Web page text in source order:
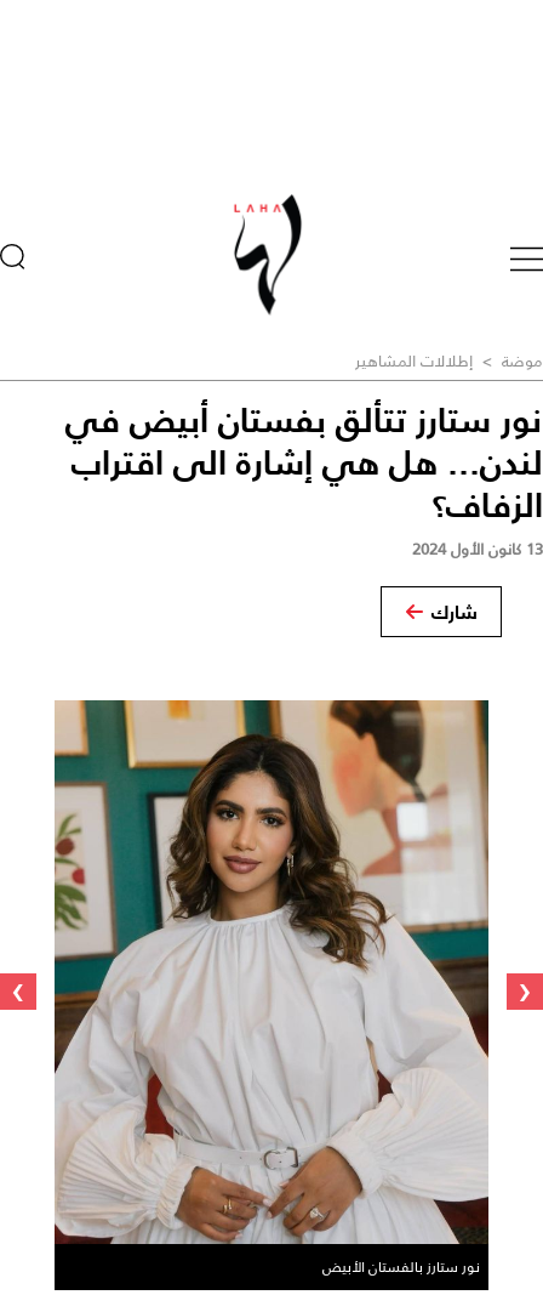
موضة > إطلالات المشاهير
نور ستارز تتألق بفستان أبيض في
لندن... هل هي إشارة الى اقتراب
الزفاف؟
13 كانون الأول 2024
شارك
نور ستارز بالفستان الأبيض
‹
›